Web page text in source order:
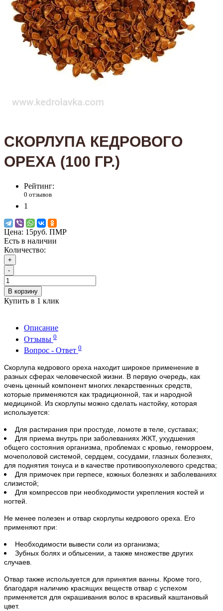
СКОРЛУПА КЕДРОВОГО
ОРЕХА (100 ГР.)
Рейтинг:
0 отзывов
1
Цена: 15руб. ПМР
Есть в наличии
Количество:
+
-
В корзину
Купить в 1 клик
Описание
Отзывы 0
Вопрос - Ответ 0
Скорлупа кедрового ореха находит широкое применение в
разных сферах человеческой жизни. В первую очередь, как
очень ценный компонент многих лекарственных средств,
которые применяются как традиционной, так и народной
медициной. Из скорлупы можно сделать настойку, которая
используется:
Для растирания при простуде, ломоте в теле, суставах;
Для приема внутрь при заболеваниях ЖКТ, ухудшения
общего состояния организма, проблемах с кровью, геморроем,
мочеполовой системой, сердцем, сосудами, глазных болезнях,
для поднятия тонуса и в качестве противоопухолевого средства;
Для примочек при герпесе, кожных болезнях и заболеваниях
слизистой;
Для компрессов при необходимости укрепления костей и
ногтей.
Не менее полезен и отвар скорлупы кедрового ореха. Его
применяют при:
Необходимости вывести соли из организма;
Зубных болях и облысении, а также множестве других
случаев.
Отвар также используется для принятия ванны. Кроме того,
благодаря наличию красящих веществ отвар с успехом
применяется для окрашивания волос в красивый каштановый
цвет.